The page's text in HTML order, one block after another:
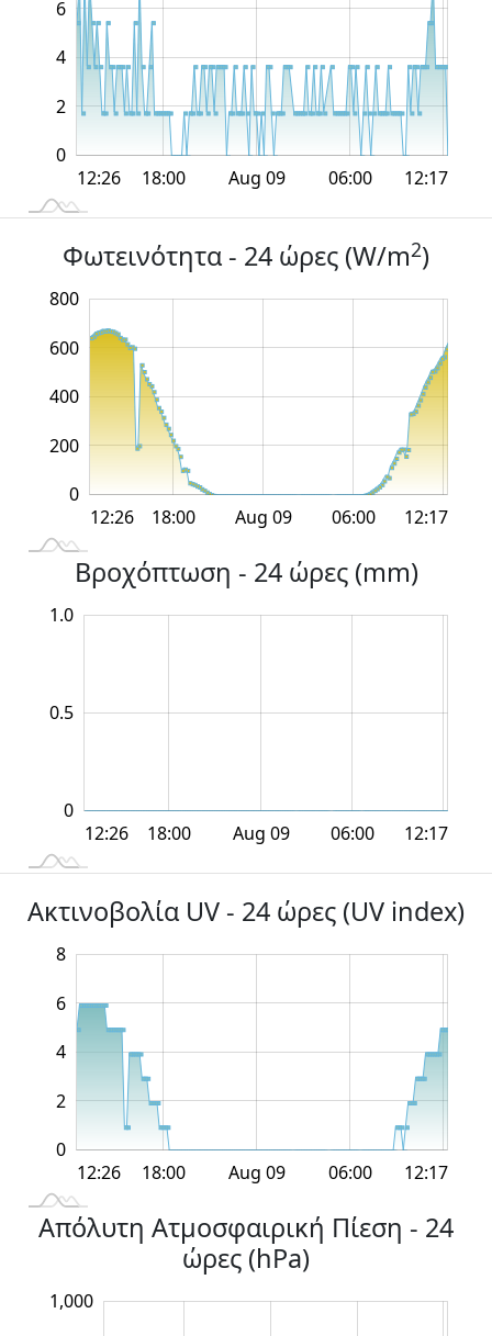
0
0
2
4
6
L12:26 12:17
12:00 18:00 Aug 09 06:00
12:00
18:00
Φωτεινότητα - 24 ώρες (W/m2)
200
0
200
400
600
800
L12:26 12:17
12:00 18:00 Aug 09 06:00
12:00
18:00
Βροχόπτωση - 24 ώρες (mm)
0.2
0
1.0
0.5
L12:26 12:17
12:00 18:00 Aug 09 06:00
12:00
18:00
Ακτινοβολία UV - 24 ώρες (UV index)
0
0
2
4
6
8
L12:26 12:17
12:00 18:00 Aug 09 06:00
12:00
18:00
Απόλυτη Ατμοσφαιρική Πίεση - 24
ώρες (hPa)
1,000